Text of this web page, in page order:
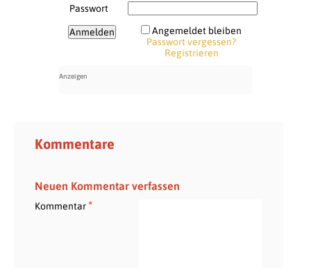
Passwort
Angemeldet bleiben
Passwort vergessen?
Registrieren
Kommentare
Neuen Kommentar verfassen
Kommentar*